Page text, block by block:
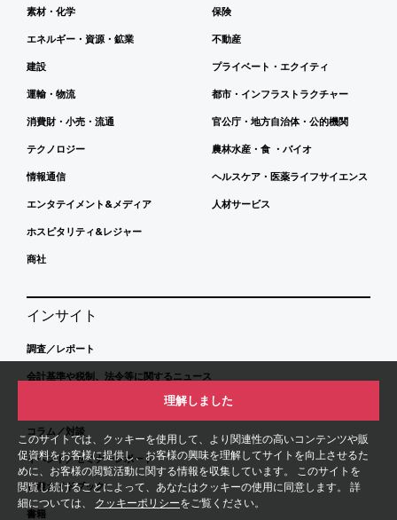
このサイトでは、クッキーを使用して、より関連性の高いコンテンツや販
促資料をお客様に提供し、お客様の興味を理解してサイトを向上させるた
めに、お客様の閲覧活動に関する情報を収集しています。 このサイトを
閲覧し続けることによって、あなたはクッキーの使用に同意します。 詳
細については、 クッキーポリシーをご覧ください。
理解しました
素材・化学
エネルギー・資源・鉱業
建設
運輸・物流
消費財・小売・流通
テクノロジー
情報通信
エンタテイメント&メディア
ホスピタリティ&レジャー
商社
保険
不動産
プライベート・エクイティ
都市・インフラストラクチャー
官公庁・地方自治体・公的機関
農林水産・食 ・バイオ
ヘルスケア・医薬ライフサイエンス
人材サービス
インサイト
調査／レポート
会計基準や税制、法令等に関するニュース
コラム／対談
イベント／セミナーレポート
各種ガイドブック
書籍